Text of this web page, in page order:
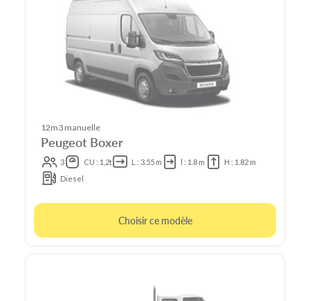
12m3 manuelle
Peugeot Boxer
3 CU : 1,2t L : 3.55 m l : 1.8 m
H : 1.82 m
Diesel
Choisir ce modèle